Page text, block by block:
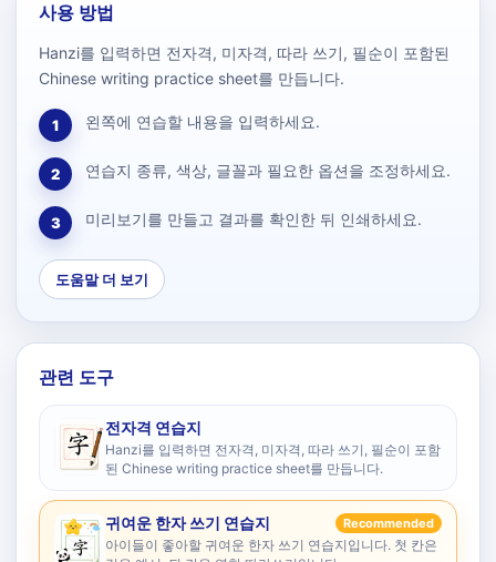
사용 방법
Hanzi를 입력하면 전자격, 미자격, 따라 쓰기, 필순이 포함된
Chinese writing practice sheet를 만듭니다.
1 왼쪽에 연습할 내용을 입력하세요.
2 연습지 종류, 색상, 글꼴과 필요한 옵션을 조정하세요.
3 미리보기를 만들고 결과를 확인한 뒤 인쇄하세요.
도움말 더 보기
관련 도구
전자격 연습지
Hanzi를 입력하면 전자격, 미자격, 따라 쓰기, 필순이 포함
된 Chinese writing practice sheet를 만듭니다.
귀여운 한자 쓰기 연습지 Recommended
아이들이 좋아할 귀여운 한자 쓰기 연습지입니다. 첫 칸은